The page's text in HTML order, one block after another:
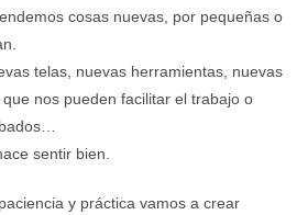
cosas nuevas, por pequeñas o
telas, nuevas herramientas, nuevas
nos pueden facilitar el trabajo o
sentir bien.
y práctica vamos a crear